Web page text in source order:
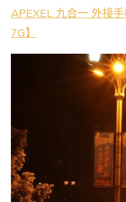
APEXEL 九合一 外接
7G】